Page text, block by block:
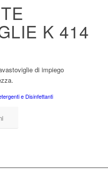
K 414
di impiego
e Disinfettanti